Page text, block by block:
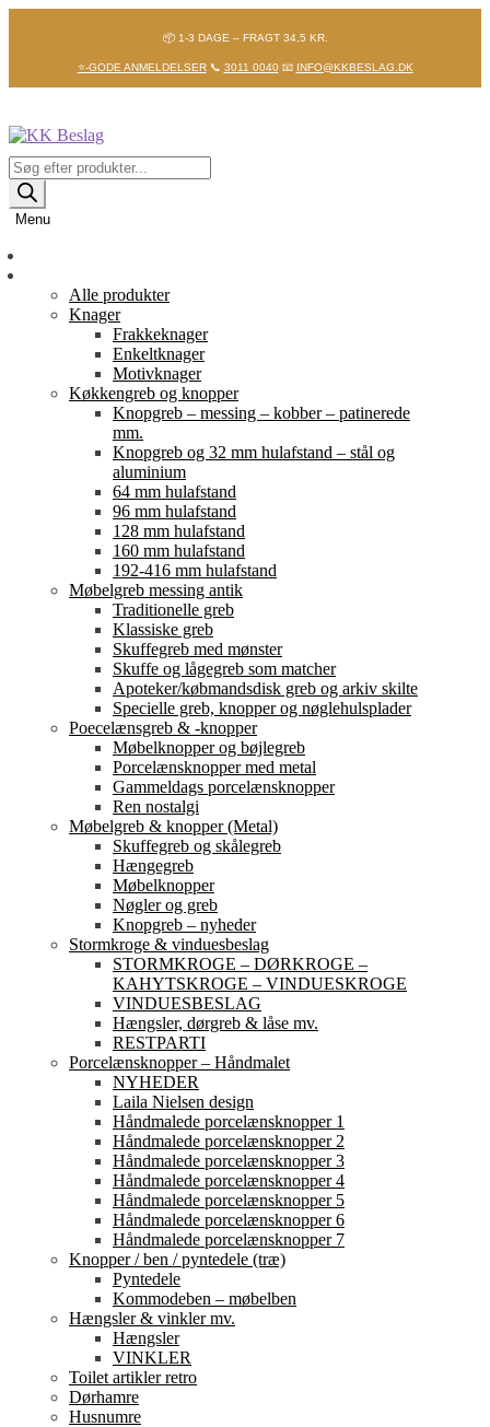
📦 1-3 DAGE – FRAGT 34,5 KR.
⭐-GODE ANMELDELSER📞 3011 0040📧 INFO@KKBESLAG.DK
Spring
til
navigation
Spring
til
indhold
Products
search
Menu
Alle produkter
Knager
Frakkeknager
Enkeltknager
Motivknager
Køkkengreb og knopper
Knopgreb – messing – kobber – patinerede
mm.
Knopgreb og 32 mm hulafstand – stål og
aluminium
64 mm hulafstand
96 mm hulafstand
128 mm hulafstand
160 mm hulafstand
192-416 mm hulafstand
Møbelgreb messing antik
Traditionelle greb
Klassiske greb
Skuffegreb med mønster
Skuffe og lågegreb som matcher
Apoteker/købmandsdisk greb og arkiv skilte
Specielle greb, knopper og nøglehulsplader
Poecelænsgreb & -knopper
Møbelknopper og bøjlegreb
Porcelænsknopper med metal
Gammeldags porcelænsknopper
Ren nostalgi
Møbelgreb & knopper (Metal)
Skuffegreb og skålegreb
Hængegreb
Møbelknopper
Nøgler og greb
Knopgreb – nyheder
Stormkroge & vinduesbeslag
STORMKROGE – DØRKROGE –
KAHYTSKROGE – VINDUESKROGE
VINDUESBESLAG
Hængsler, dørgreb & låse mv.
RESTPARTI
Porcelænsknopper – Håndmalet
NYHEDER
Laila Nielsen design
Håndmalede porcelænsknopper 1
Håndmalede porcelænsknopper 2
Håndmalede porcelænsknopper 3
Håndmalede porcelænsknopper 4
Håndmalede porcelænsknopper 5
Håndmalede porcelænsknopper 6
Håndmalede porcelænsknopper 7
Knopper / ben / pyntedele (træ)
Pyntedele
Kommodeben – møbelben
Hængsler & vinkler mv.
Hængsler
VINKLER
Toilet artikler retro
Dørhamre
Husnumre